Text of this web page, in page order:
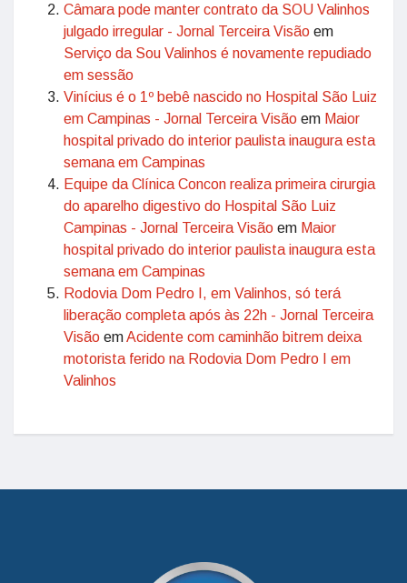
Câmara pode manter contrato da SOU Valinhos
julgado irregular - Jornal Terceira Visão em
Serviço da Sou Valinhos é novamente repudiado
em sessão
Vinícius é o 1º bebê nascido no Hospital São Luiz
em Campinas - Jornal Terceira Visão em Maior
hospital privado do interior paulista inaugura esta
semana em Campinas
Equipe da Clínica Concon realiza primeira cirurgia
do aparelho digestivo do Hospital São Luiz
Campinas - Jornal Terceira Visão em Maior
hospital privado do interior paulista inaugura esta
semana em Campinas
Rodovia Dom Pedro I, em Valinhos, só terá
liberação completa após às 22h - Jornal Terceira
Visão emAcidente com caminhão bitrem deixa
motorista ferido na Rodovia Dom Pedro I em
Valinhos